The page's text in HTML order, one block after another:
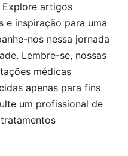
artigos
e inspiração para uma
nos nessa jornada
Lembre-se, nossas
médicas
apenas para fins
um profissional de